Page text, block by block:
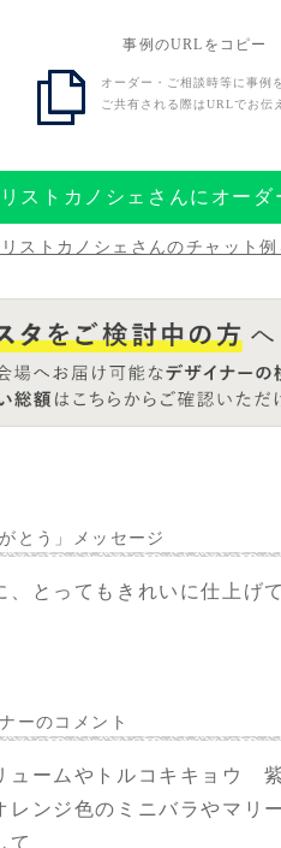
事例のURLをコピー
オーダー・ご相談時等に事例
ご共有される際はURLでお伝
ストカノシェさんにオーダ
ストカノシェさんのチャット例
とう」メッセージ
、とってもきれいに仕上げ
ーのコメント
ュームやトルコキキョウ
ンジ色のミニバラやマリ
て